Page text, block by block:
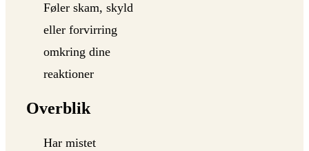
Føler skam, skyld
eller forvirring
omkring dine
reaktioner
Overblik
Har mistet